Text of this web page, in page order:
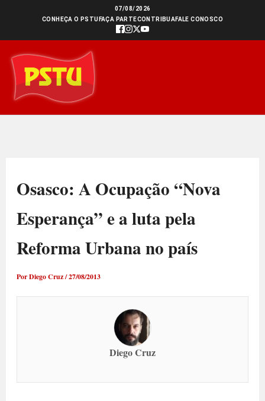
conteúdo
07/08/2026
CONHEÇA O PSTU FAÇA PARTECONTRIBUAFALE CONOSCO
Osasco: A Ocupação “Nova
Esperança” e a luta pela
Reforma Urbana no país
PorDiego Cruz/27/08/2013
Diego Cruz